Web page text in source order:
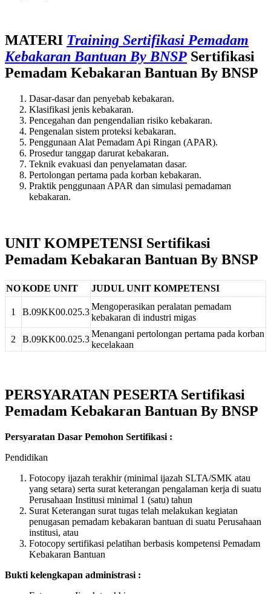
MATERI Training Sertifikasi Pemadam
Kebakaran Bantuan By BNSP Sertifikasi
Pemadam Kebakaran Bantuan By BNSP
Dasar-dasar dan penyebab kebakaran.
Klasifikasi jenis kebakaran.
Pencegahan dan pengendalian risiko kebakaran.
Pengenalan sistem proteksi kebakaran.
Penggunaan Alat Pemadam Api Ringan (APAR).
Prosedur tanggap darurat kebakaran.
Teknik evakuasi dan penyelamatan dasar.
Pertolongan pertama pada korban kebakaran.
Praktik penggunaan APAR dan simulasi pemadaman
kebakaran.
UNIT KOMPETENSI Sertifikasi
Pemadam Kebakaran Bantuan By BNSP
NOKODE UNIT JUDUL UNIT KOMPETENSI
1 B.09KK00.025.3
Mengoperasikan peralatan pemadam
kebakaran di industri migas
2 B.09KK00.025.3
Menangani pertolongan pertama pada korban
kecelakaan
PERSYARATAN PESERTA Sertifikasi
Pemadam Kebakaran Bantuan By BNSP
Persyaratan Dasar Pemohon Sertifikasi :
Pendidikan
Fotocopy ijazah terakhir (minimal ijazah SLTA/SMK atau
yang setara) serta surat keterangan pengalaman kerja di suatu
Perusahaan Institusi minimal 1 (satu) tahun
Surat Keterangan surat tugas telah melakukan kegiatan
penugasan pemadam kebakaran bantuan di suatu Perusahaan
institusi, atau
Fotocopy sertifikasi pelatihan berbasis kompetensi Pemadam
Kebakaran Bantuan
Bukti kelengkapan administrasi :